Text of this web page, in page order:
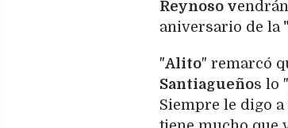
Reynoso v
aniversario de la
"Alito" remarcó
Santiagueños lo
Siempre le digo